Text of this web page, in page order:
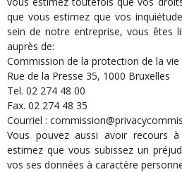
que vous estimez que vos
sein de notre entreprise, vous êtes
auprès de:
Commission de la protection de la vie
Rue de la Presse 35, 1000 Bruxelles
Tel. 02 274 48 00
Fax. 02 274 48 35
Courriel :
Vous pouvez aussi avoir recours
estimez que vous subissez un
vos ses données à caractère